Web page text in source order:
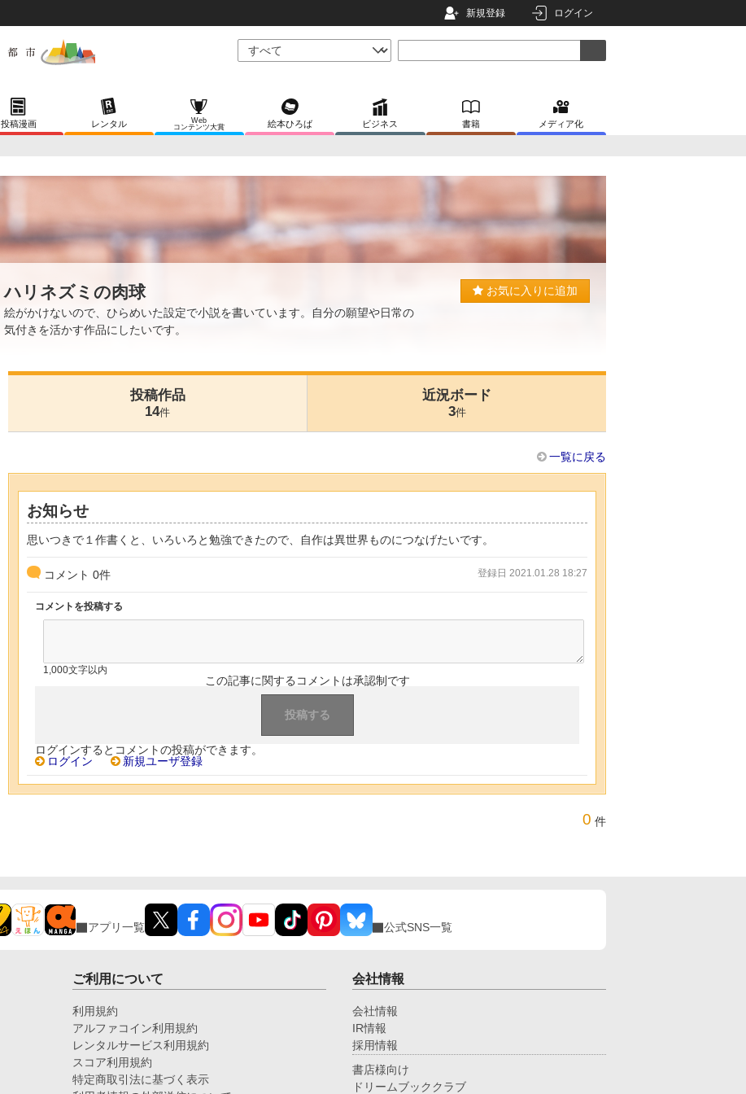
新規登録 ログイン
投稿漫画 レンタル
Web
コンテンツ大賞
絵本ひろば ビジネス 書籍 メディア化
ハリネズミの肉球
絵がかけないので、ひらめいた設定で小説を書いています。自分の願望や日常の
気付きを活かす作品にしたいです。
お気に入りに追加
投稿作品
14件
近況ボード
3件
一覧に戻る
お知らせ
思いつきで１作書くと、いろいろと勉強できたので、自作は異世界ものにつなげたいです。
コメント 0件 登録日 2021.01.28 18:27
コメントを投稿する
1,000文字以内
この記事に関するコメントは承認制です
ログインするとコメントの投稿ができます。
ログイン
新規ユーザ登録
0 件
アプリ一覧 公式SNS一覧
ご利用について
利用規約
アルファコイン利用規約
レンタルサービス利用規約
スコア利用規約
特定商取引法に基づく表示
会社情報
会社情報
IR情報
採用情報
書店様向け
ドリームブッククラブ